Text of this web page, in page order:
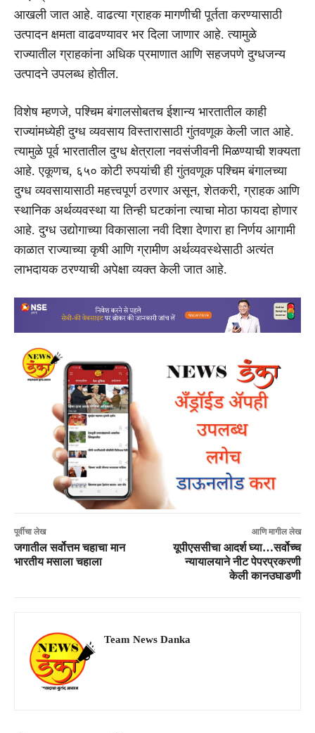
आखली जात आहे. वाढत्या ग्राहक मागणीची पूर्तता करण्यासाठी
उत्पादन क्षमता वाढवण्यावर भर दिला जाणार आहे. त्यामुळे
राज्यातील ग्राहकांना अधिक प्रमाणात आणि सहजपणे दुग्धजन्य
उत्पादने उपलब्ध होतील.
विशेष म्हणजे, पश्चिम बंगालसोबतच ईशान्य भारतातील काही
राज्यांमध्येही दुग्ध व्यवसाय विस्तारासाठी गुंतवणूक केली जात आहे.
त्यामुळे पूर्व भारतातील दुग्ध क्षेत्राला नवसंजीवनी मिळण्याची शक्यता
आहे. एकूणच, ६५० कोटी रुपयांची ही गुंतवणूक पश्चिम बंगालच्या
दुग्ध व्यवसायासाठी महत्त्वपूर्ण ठरणार असून, शेतकरी, ग्राहक आणि
स्थानिक अर्थव्यवस्था या तिन्ही घटकांना त्याचा मोठा फायदा होणार
आहे. दुग्ध उद्योगाच्या विकासाला नवी दिशा देणारा हा निर्णय आगामी
काळात राज्याच्या कृषी आणि ग्रामीण अर्थव्यवस्थेसाठी अत्यंत
लाभदायक ठरण्याची अपेक्षा व्यक्त केली जात आहे.
पूर्वीचा लेख
जगातील सर्वोत्तम चहाचा मान
भारतीय मसाला चहाला
आणि मागील लेख
यूपीएससीचा आदर्श घ्या…सर्वोच्च
न्यायालयाने नीट पेपरप्रकरणी
केली कानउघाडणी
Team News Danka